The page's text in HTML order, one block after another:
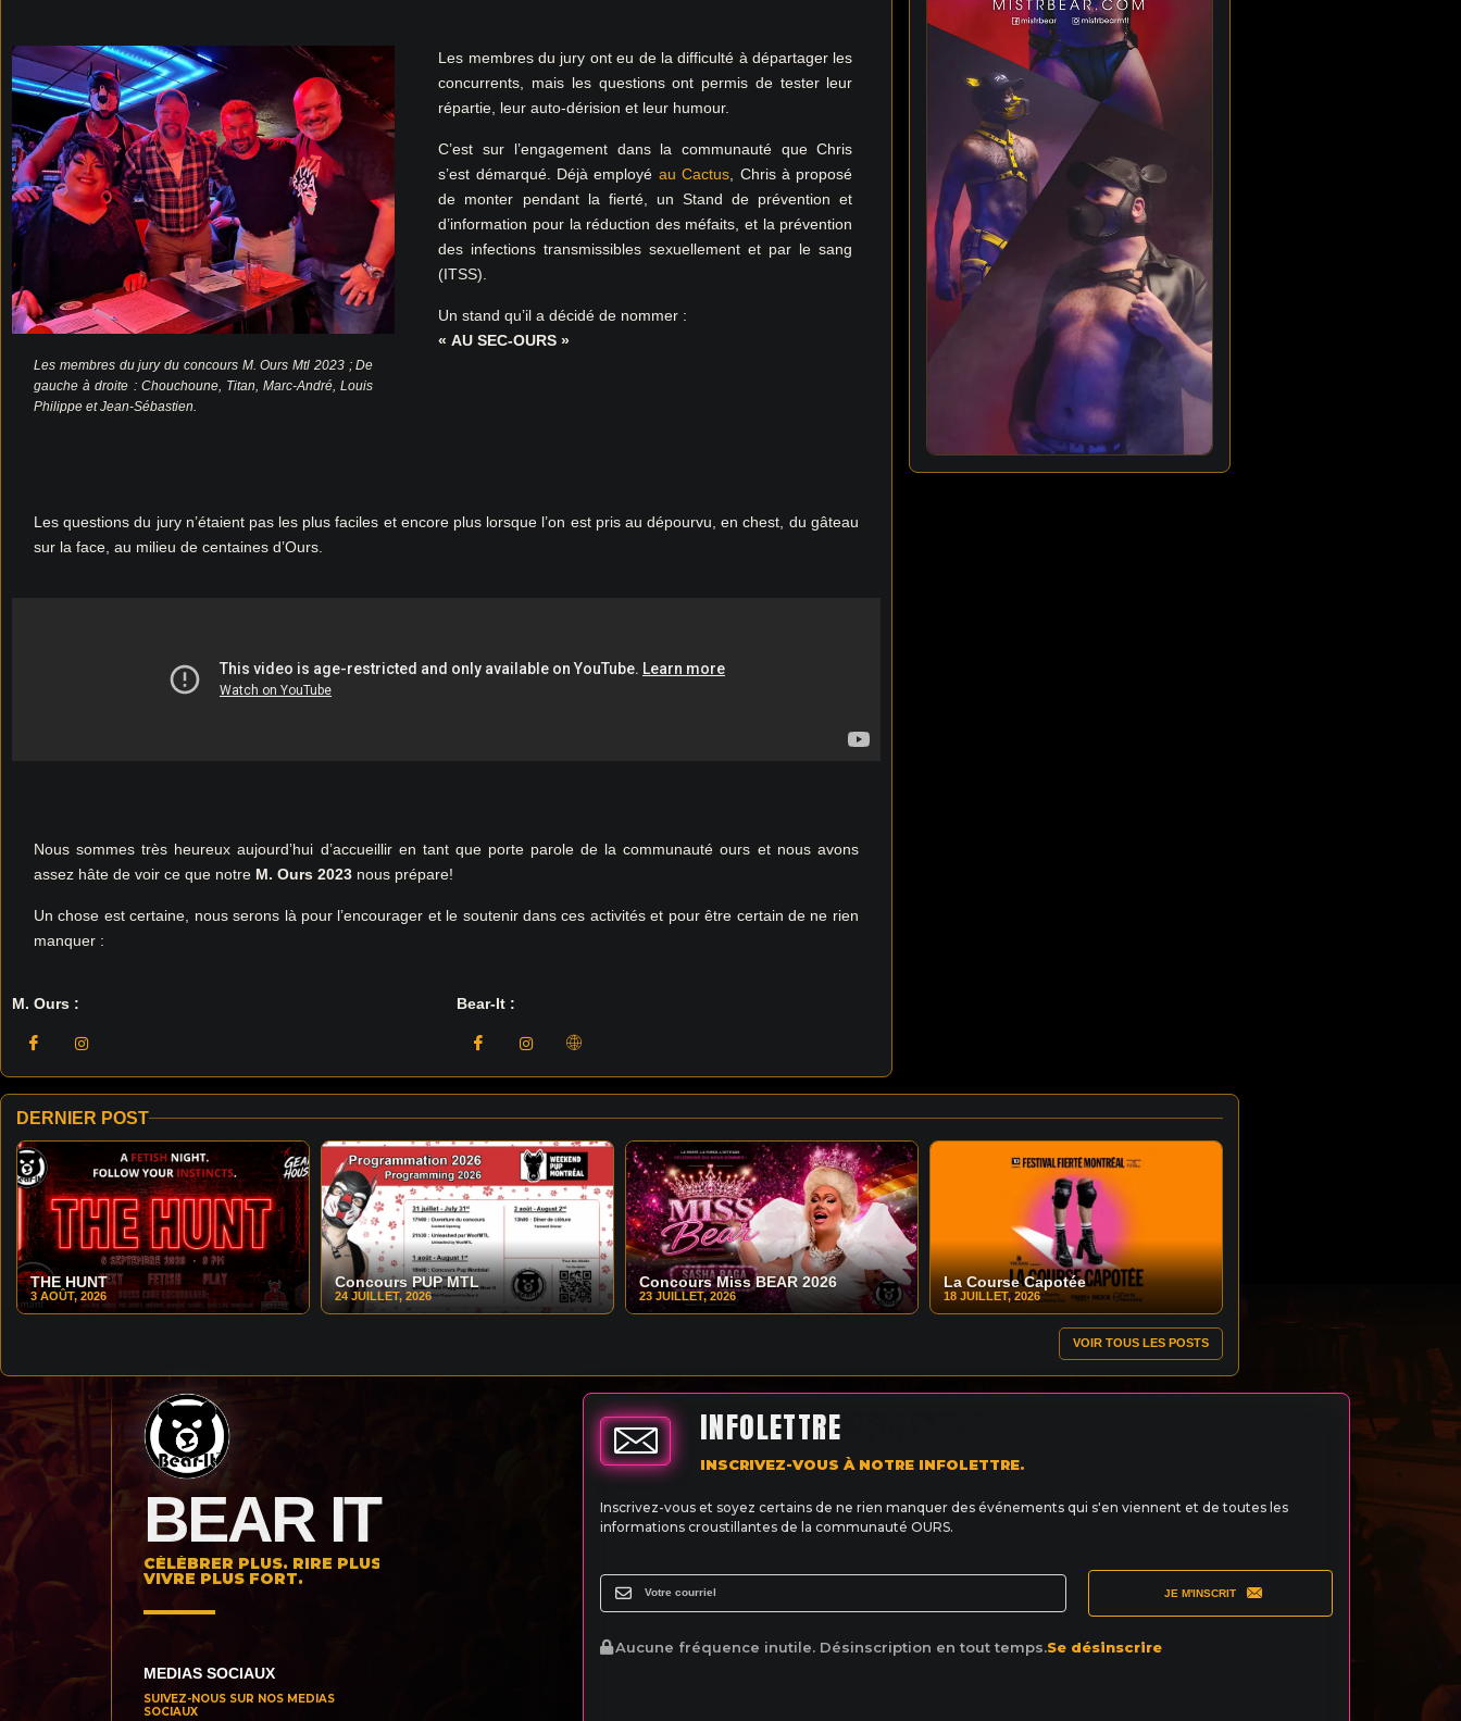
Les membres du jury du concours M. Ours Mtl 2023 ; De
gauche à droite : Chouchoune, Titan, Marc-André, Louis
Philippe et Jean-Sébastien.
Les membres du jury ont eu de la difficulté à départager les
concurrents, mais les questions ont permis de tester leur
répartie, leur auto-dérision et leur humour.
C’est sur l’engagement dans la communauté que Chris
s’est démarqué. Déjà employé au Cactus, Chris à proposé
de monter pendant la fierté, un Stand de prévention et
d’information pour la réduction des méfaits, et la prévention
des infections transmissibles sexuellement et par le sang
(ITSS).
Un stand qu’il a décidé de nommer :
« AU SEC-OURS »
Les questions du jury n’étaient pas les plus faciles et encore plus lorsque l’on est pris au dépourvu, en chest, du gâteau
sur la face, au milieu de centaines d’Ours.
Nous sommes très heureux aujourd’hui d’accueillir en tant que porte parole de la communauté ours et nous avons
assez hâte de voir ce que notre M. Ours 2023 nous prépare!
Un chose est certaine, nous serons là pour l’encourager et le soutenir dans ces activités et pour être certain de ne rien
manquer :
M. Ours : Bear-It :
DERNIER POST
THE HUNT
3 AOÛT, 2026
Concours PUP MTL
24 JUILLET, 2026
Concours Miss BEAR 2026
23 JUILLET, 2026
La Course Capotée
18 JUILLET, 2026
VOIR TOUS LES POSTS
BEAR IT
CÉLÉBRER PLUS. RIRE PLUS.
VIVRE PLUS FORT.
MEDIAS SOCIAUX
SUIVEZ-NOUS SUR NOS MEDIAS
SOCIAUX
INFOLETTRE
INSCRIVEZ-VOUS À NOTRE INFOLETTRE.
Inscrivez-vous et soyez certains de ne rien manquer des événements qui s'en viennent et de toutes les
informations croustillantes de la communauté OURS.
JE M'INSCRIT
Aucune fréquence inutile. Désinscription en tout temps.Se désinscrire